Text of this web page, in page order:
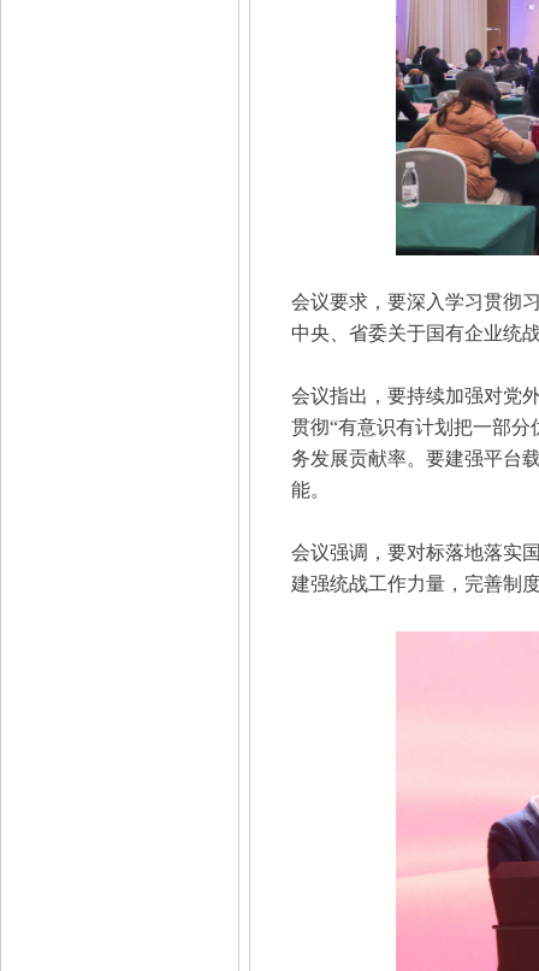
会议要求，要深入学习贯彻
中央、省委关于国有企业统
会议指出，要持续加强对党
贯彻“有意识有计划把一部
务发展贡献率。要建强平台
能。
会议强调，要对标落地落实
建强统战工作力量，完善制